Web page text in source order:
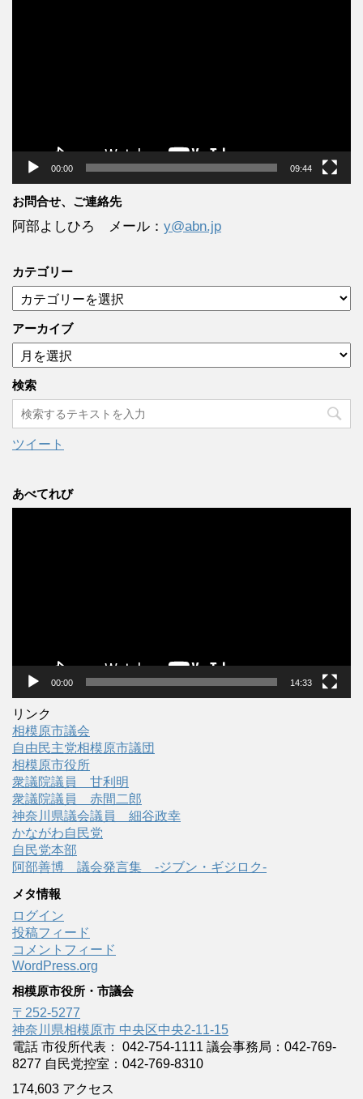
00:00 09:44
お問合せ、ご連絡先
阿部よしひろ メール： y@abn.jp
カテゴリー
テ
ゴ
リ
ー
アーカイブ
ア
ー
カ
イ
ブ
検索
ツイート
あべてれび
00:00 14:33
リンク
相模原市議会
自由民主党相模原市議団
相模原市役所
衆議院議員 甘利明
衆議院議員 赤間二郎
神奈川県議会議員 細谷政幸
かながわ自民党
自民党本部
阿部善博 議会発言集 -ジブン・ギジロク-
メタ情報
ログイン
投稿フィード
コメントフィード
WordPress.org
相模原市役所・市議会
〒252-5277
神奈川県相模原市 中央区中央2-11-15
電話 市役所代表： 042-754-1111 議会事務局：042-769-
8277 自民党控室：042-769-8310
174,603 アクセス